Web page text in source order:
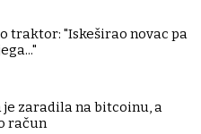
traktor: "Iskeširao novac pa
zaradila na bitcoinu, a
račun